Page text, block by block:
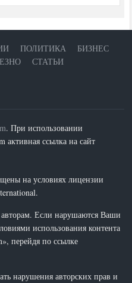
ПОЛИТИКА
БИЗНЕС
СТАТЬИ
. При использовании
активная ссылка на сайт
на условиях лицензии
Если нарушаются Ваши
использования контента
перейдя по ссылке
нарушения авторских прав и